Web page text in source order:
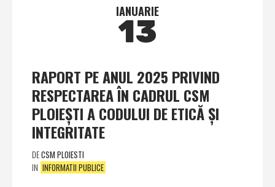
IANUARIE
13
RAPORT PE ANUL 2025 PRIVIND
RESPECTAREA ÎN CADRUL CSM
PLOIEŞTI A CODULUI DE ETICĂ ŞI
INTEGRITATE
DECSM PLOIESTI
IN INFORMATII PUBLICE